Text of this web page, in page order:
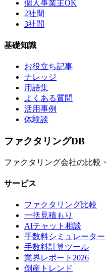
個人事業主OK
2社間
3社間
基礎知識
お役立ち記事
ナレッジ
用語集
よくある質問
活用事例
体験談
ファクタリングDB
ファクタリング会社の比較
サービス
ファクタリング比較
一括見積もり
AIチャット相談
手数料シミュレーター
手数料計算ツール
業界レポート2026
倒産トレンド